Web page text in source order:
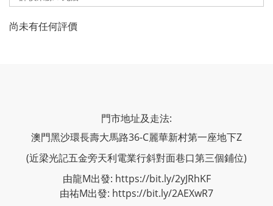
尚未有任何評價
門市地址及走法:
澳門黑沙環長壽大馬路36-C麗華新村第一座地下Z
(近梁光記五金旁天利電業行斜對面巷口第三個鋪位)
由龍M出發: https://bit.ly/2yJRhKF
由祐M出發: https://bit.ly/2AEXwR7